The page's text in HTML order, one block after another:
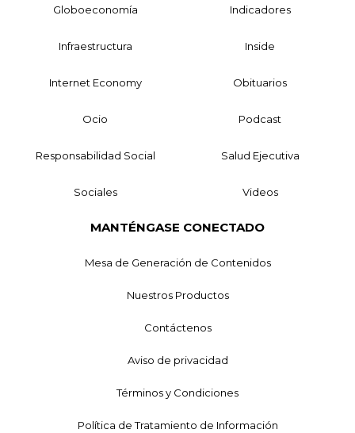
Globoeconomía Indicadores
Infraestructura Inside
Internet Economy Obituarios
Ocio Podcast
Responsabilidad Social Salud Ejecutiva
Sociales Videos
MANTÉNGASE CONECTADO
Mesa de Generación de Contenidos
Nuestros Productos
Contáctenos
Aviso de privacidad
Términos y Condiciones
Política de Tratamiento de Información